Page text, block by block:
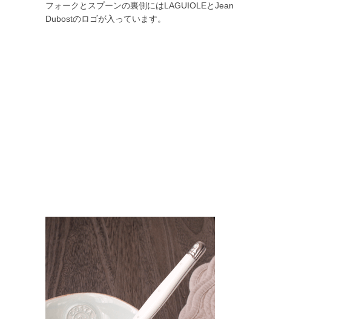
フォークとスプーンの裏側にはLAGUIOLEとJean
Dubostのロゴが入っています。